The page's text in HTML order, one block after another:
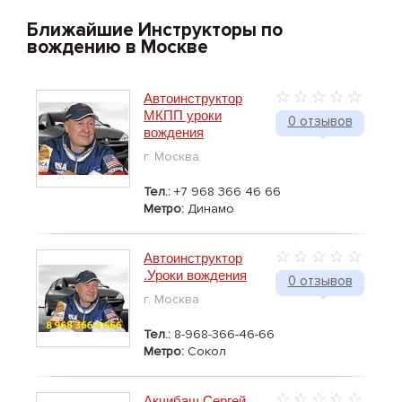
Ближайшие Инструкторы по
вождению в Москве
0 отзывов
Автоинструктор
МКПП уроки
вождения
г. Москва
Тел.: +7 968 366 46 66
Метро: Динамо
0 отзывов
Автоинструктор
.Уроки вождения
г. Москва
Тел.: 8-968-366-46-66
Метро: Сокол